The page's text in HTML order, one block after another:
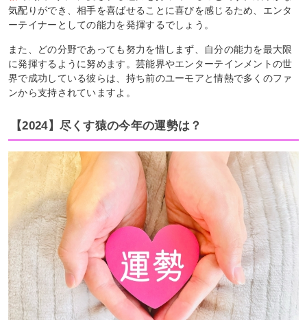
気配りができ、相手を喜ばせることに喜びを感じるため、エンタ
ーテイナーとしての能力を発揮するでしょう。
また、どの分野であっても努力を惜しまず、自分の能力を最大限
に発揮するように努めます。芸能界やエンターテインメントの世
界で成功している彼らは、持ち前のユーモアと情熱で多くのファ
ンから支持されていますよ。
【2024】尽くす猿の今年の運勢は？